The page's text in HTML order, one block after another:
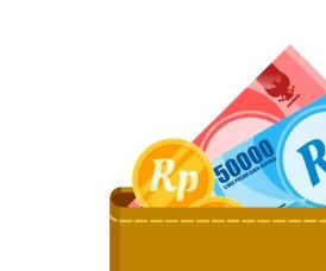
bikin pelanggan frustasi. Nah, biar
ditinggal recruiter, yuk simak cara
yang cepat, gratis, dan 100% bisa
yang gaptek sekalipun. Kenapa Skill
Buat CS dan Job Online Lainnya? Di
sekarang, kecepatan dan ketepatan
cuma buat call center, tapi juga buat